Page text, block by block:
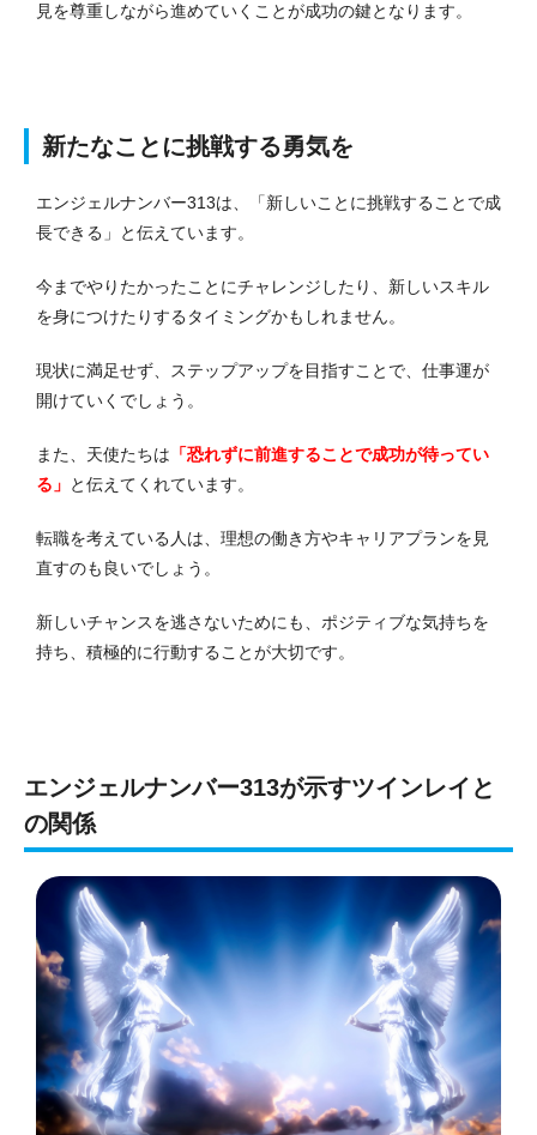
見を尊重しながら進めていくことが成功の鍵となります。
新たなことに挑戦する勇気を
エンジェルナンバー313は、「新しいことに挑戦することで成
長できる」と伝えています。
今までやりたかったことにチャレンジしたり、新しいスキル
を身につけたりするタイミングかもしれません。
現状に満足せず、ステップアップを目指すことで、仕事運が
開けていくでしょう。
また、天使たちは 「恐れずに前進することで成功が待ってい
る」 と伝えてくれています。
転職を考えている人は、理想の働き方やキャリアプランを見
直すのも良いでしょう。
新しいチャンスを逃さないためにも、ポジティブな気持ちを
持ち、積極的に行動することが大切です。
エンジェルナンバー313が示すツインレイと
の関係